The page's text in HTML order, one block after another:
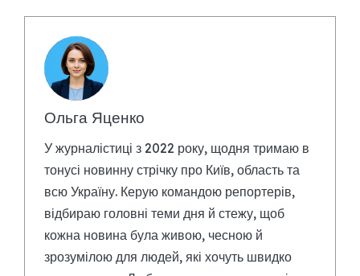
Ольга Яценко
У журналістиці з 2022 року, щодня тримаю в
тонусі новинну стрічку про Київ, область та
всю Україну. Керую командою репортерів,
відбираю головні теми дня й стежу, щоб
кожна новина була живою, чесною й
зрозумілою для людей, які хочуть швидко